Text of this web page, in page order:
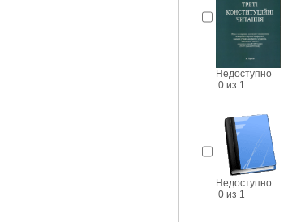
Недоступно
0 из 1
Недоступно
0 из 1